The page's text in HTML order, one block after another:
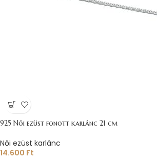
925 Női ezüst fonott karlánc 21 cm
Női ezüst karlánc
14.600 Ft